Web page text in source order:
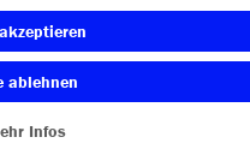
ablehnen
Infos